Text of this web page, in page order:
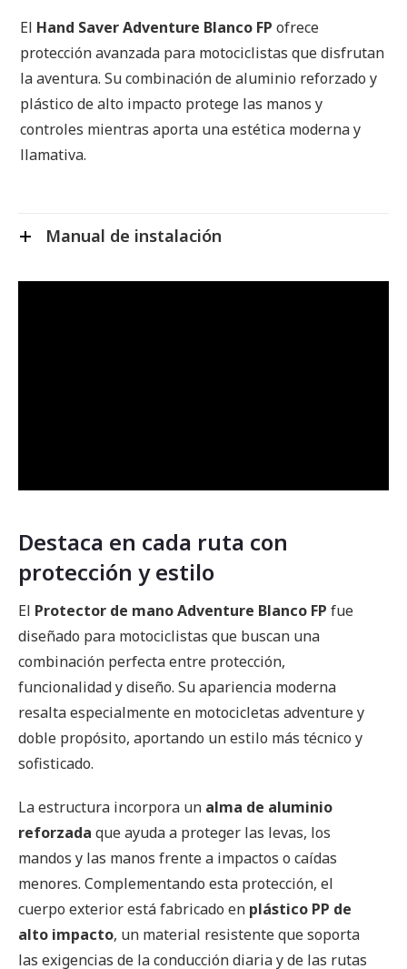
El Hand Saver Adventure Blanco FP ofrece
protección avanzada para motociclistas que disfrutan
la aventura. Su combinación de aluminio reforzado y
plástico de alto impacto protege las manos y
controles mientras aporta una estética moderna y
llamativa.
Manual de instalación
Destaca en cada ruta con
protección y estilo
El Protector de mano Adventure Blanco FP fue
diseñado para motociclistas que buscan una
combinación perfecta entre protección,
funcionalidad y diseño. Su apariencia moderna
resalta especialmente en motocicletas adventure y
doble propósito, aportando un estilo más técnico y
sofisticado.
La estructura incorpora un alma de aluminio
reforzada que ayuda a proteger las levas, los
mandos y las manos frente a impactos o caídas
menores. Complementando esta protección, el
cuerpo exterior está fabricado en plástico PP de
alto impacto, un material resistente que soporta
las exigencias de la conducción diaria y de las rutas